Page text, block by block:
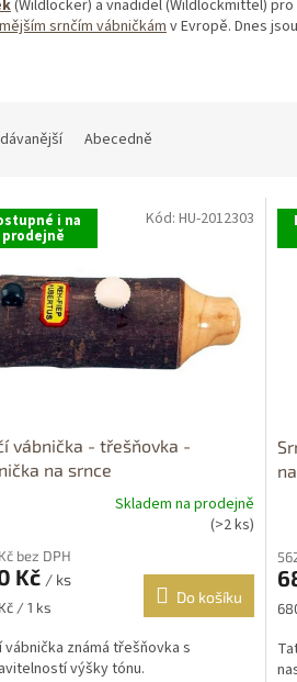
(Wildlocker) a vnadidel (Wildlockmittel)
srnčím vábničkám v Evropě. Dnes
Abecedně
i na
prodejně
vábnička - třešňovka -
na srnce
Skladem na prodejně
(>2 ks)
bez DPH
Kč / ks
/ 1 ks
Do košíku
vábnička známá třešňovka s
výšky tónu.
Kód: HU-2012303
je
3,0
5